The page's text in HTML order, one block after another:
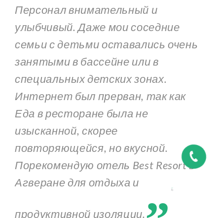
Персонал внимательный и
улыбчивый. Даже мои соседние
семьи с детьми оставались очень
занятыми в бассейне или в
специальных детских зонах.
Интернет был прерван, так как
Еда в ресторане была не
изысканной, скорее
повторяющейся, но вкусной.
Порекомендую отель Best Resort в
Агверане для отдыха и
продуктивной изоляции. „